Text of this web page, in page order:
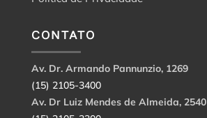
CONTATO
Av. Dr. Armando Pannunzio, 1269
(15) 2105-3400
Av. Dr Luiz Mendes de Almeida, 2540